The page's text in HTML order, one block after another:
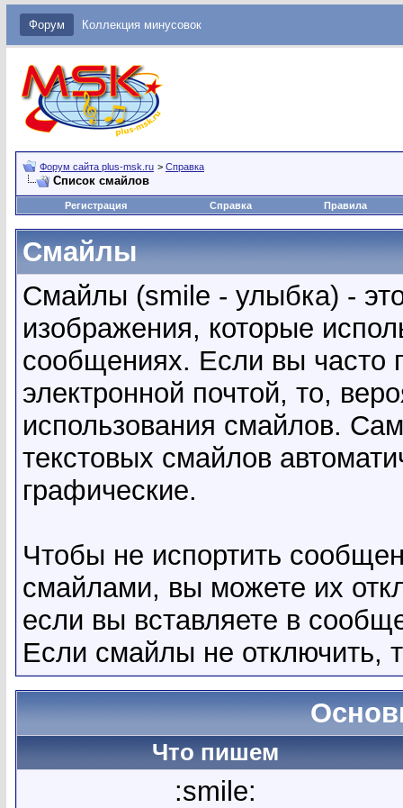
Форум Коллекция минусовок
Форум сайта plus-msk.ru > Справка
Список смайлов
Регистрация Справка Правила
Смайлы
Смайлы (smile - улыбка) -
изображения, которые
сообщениях. Если вы часто
электронной почтой, то,
использования смайлов.
текстовых смайлов
графические.
Чтобы не испортить
смайлами, вы можете их
если вы вставляете в
Если смайлы не отключить,
Что пишем
:smile: